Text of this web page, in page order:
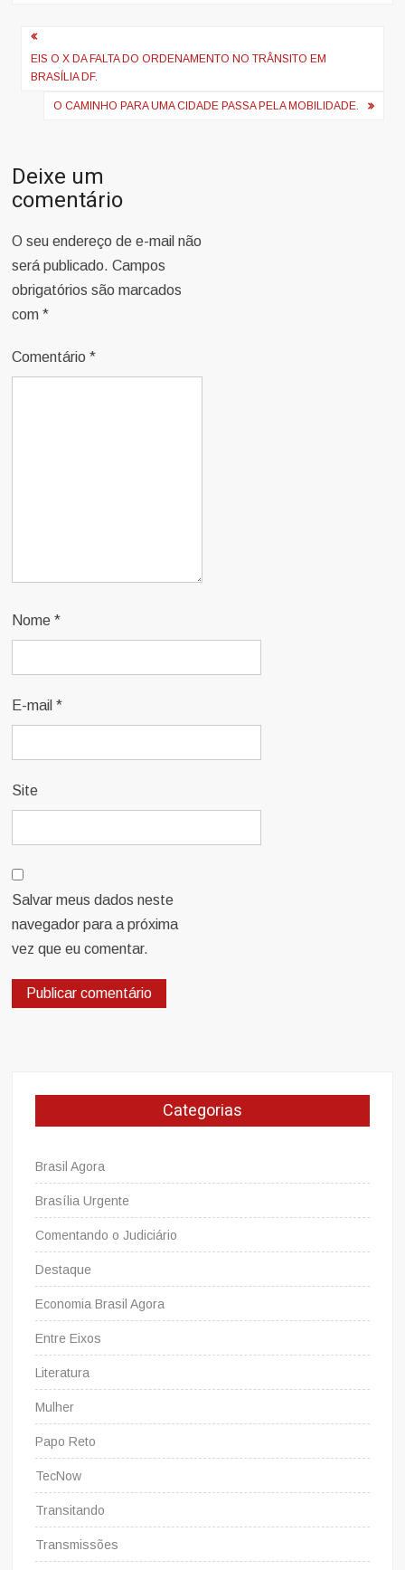
Navegação
de
Post
EIS O X DA FALTA DO ORDENAMENTO NO TRÂNSITO EM
BRASÍLIA DF.
O CAMINHO PARA UMA CIDADE PASSA PELA MOBILIDADE.
Deixe um
comentário
O seu endereço de e-mail não
será publicado. Campos
obrigatórios são marcados
com*
Comentário*
Nome*
E-mail*
Site
Salvar meus dados neste
navegador para a próxima
vez que eu comentar.
Categorias
Brasil Agora
Brasília Urgente
Comentando o Judiciário
Destaque
Economia Brasil Agora
Entre Eixos
Literatura
Mulher
Papo Reto
TecNow
Transitando
Transmissões